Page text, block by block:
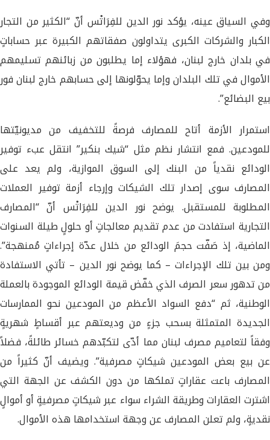
وفي السياق عينه، يؤكد نور الدين للفِرَاتْس أنّ “الكثير من التجار
الكبار والشركات الكبرى يتداولون صفقاتهم الكبيرة عبر حساباتٍ
في بلدان خارج لبنان، فهؤلاء إما يطلبون من زبائنهم تسليمهم
الأموال في تلك البلدان وإما يحوّلونها إلى حسابهم خارج لبنان فور
بيع البضائع”.
استمرار الأزمة أتاح للمصارف فرصةً للتخفيف من مديونيّتها
للمودعين. فمع انتشار نظم مثل “شيك بنكير” انتقل عبء توفير
الودائع نقدياً من البنك إلى السوق الموازية، ولم يعد على
المصارف سوى إصدار تلك الشيكات وإرجاء أزمة توفير العملات
المطلوبة للمستقبل. يوضح نور الدين للفِرَاتْس أنّ “المصارف
التجارية استفادت من عدم تقديم معالجاتٍ أو حلولٍ طيلة السنوات
الماضية، إذ صَفّت حجمَ الودائع من خلال عدّة إجراءاتٍ مُمنهجة”.
ومن بين تلك الإجراءات – كما يوضح نور الدين – تأتي الاستفادة
من تدهور سعر الصرف الذي خفّض قيمة الودائع الموجودة بالعملة
الوطنية، ثم “دفع السواد الأعظم من المودعين نحو الممارسات
الجديدة المتمثلة بسحب جزءٍ من وديعتهم عبر أقساطٍ شهريةٍ
وفقاً لتعاميم مصرف لبنان مما أدّى لتكبّدهم خسائر طائلةً، فضلاً
عن بيع بعض المودعين شيكاتٍ مصرفية”. ويضيف أنّ كثيراً من
المصارف باعت عقاراتٍ تملكها من دون الكشف عن الجهة التي
اشترت العقارات وطريقة الشراء سواء عبر شيكاتٍ مصرفيةٍ أو أموالٍ
نقديةٍ، ولم تعلن المصارف عن وجهة استخدامها هذه الأموال.